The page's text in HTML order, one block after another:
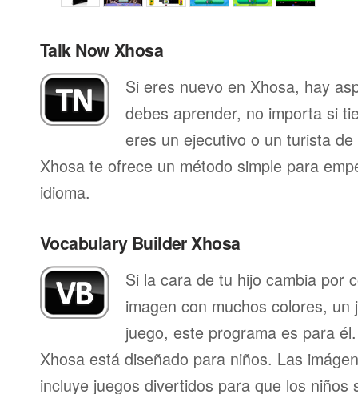
Talk Now Xhosa
Si eres nuevo en Xhosa, hay
debes aprender, no importa si
eres un ejecutivo o un turista
Xhosa te ofrece un método simple para
idioma.
Vocabulary Builder Xhosa
Si la cara de tu hijo cambia por
imagen con muchos colores,
juego, este programa es para
Xhosa está diseñado para niños. Las
incluye juegos divertidos para que los niños